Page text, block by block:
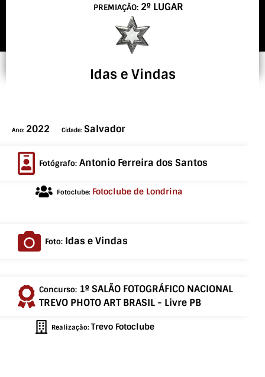
PREMIAÇÃO: 2º LUGAR
Idas e Vindas
Ano: 2022 Cidade: Salvador
Fotógrafo: Antonio Ferreira dos Santos
Fotoclube: Fotoclube de Londrina
Foto: Idas e Vindas
Concurso: 1º SALÃO FOTOGRÁFICO NACIONAL
TREVO PHOTO ART BRASIL - Livre PB
Realização: Trevo Fotoclube